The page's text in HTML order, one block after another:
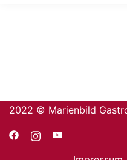
2022 © Marienbild